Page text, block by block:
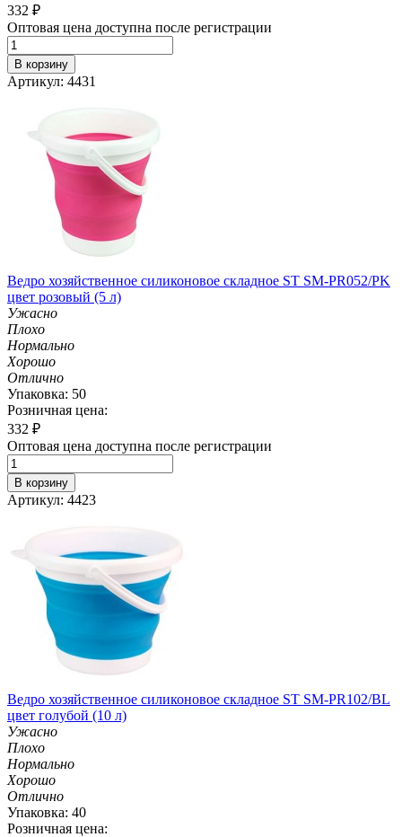
332 ₽
Оптовая цена доступна после регистрации
В корзину
Артикул: 4431
Ведро хозяйственное силиконовое складное ST SM-PR052/PK
цвет розовый (5 л)
Ужасно
Плохо
Нормально
Хорошо
Отлично
Упаковка: 50
Розничная цена:
332 ₽
Оптовая цена доступна после регистрации
В корзину
Артикул: 4423
Ведро хозяйственное силиконовое складное ST SM-PR102/BL
цвет голубой (10 л)
Ужасно
Плохо
Нормально
Хорошо
Отлично
Упаковка: 40
Розничная цена: